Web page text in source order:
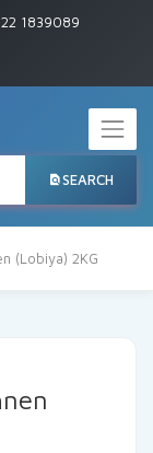
1839089
SEARCH
(Lobiya) 2KG